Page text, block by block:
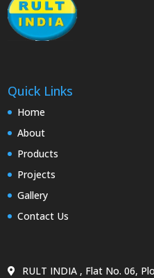
Quick Links
Home
About
Products
Projects
Gallery
Contact Us
RULT INDIA , Flat No. 06,